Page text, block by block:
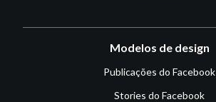
Modelos de design
Publicações do Facebook
Stories do Facebook